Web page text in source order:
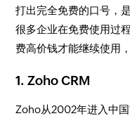
打出完全免费的口号，
很多企业在免费使用过
费高价钱才能继续使用
1. Zoho CRM
Zoho从2002年进入中